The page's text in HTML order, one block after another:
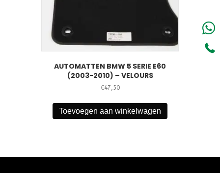
AUTOMATTEN BMW 5 SERIE E60
(2003-2010) – VELOURS
€47,50
Toevoegen aan winkelwagen